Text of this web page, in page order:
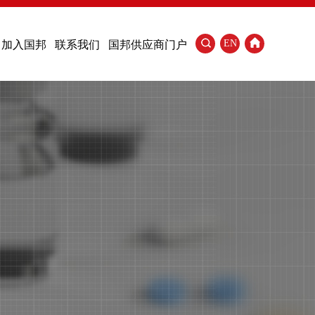
加入国邦 联系我们 国邦供应商门户 EN